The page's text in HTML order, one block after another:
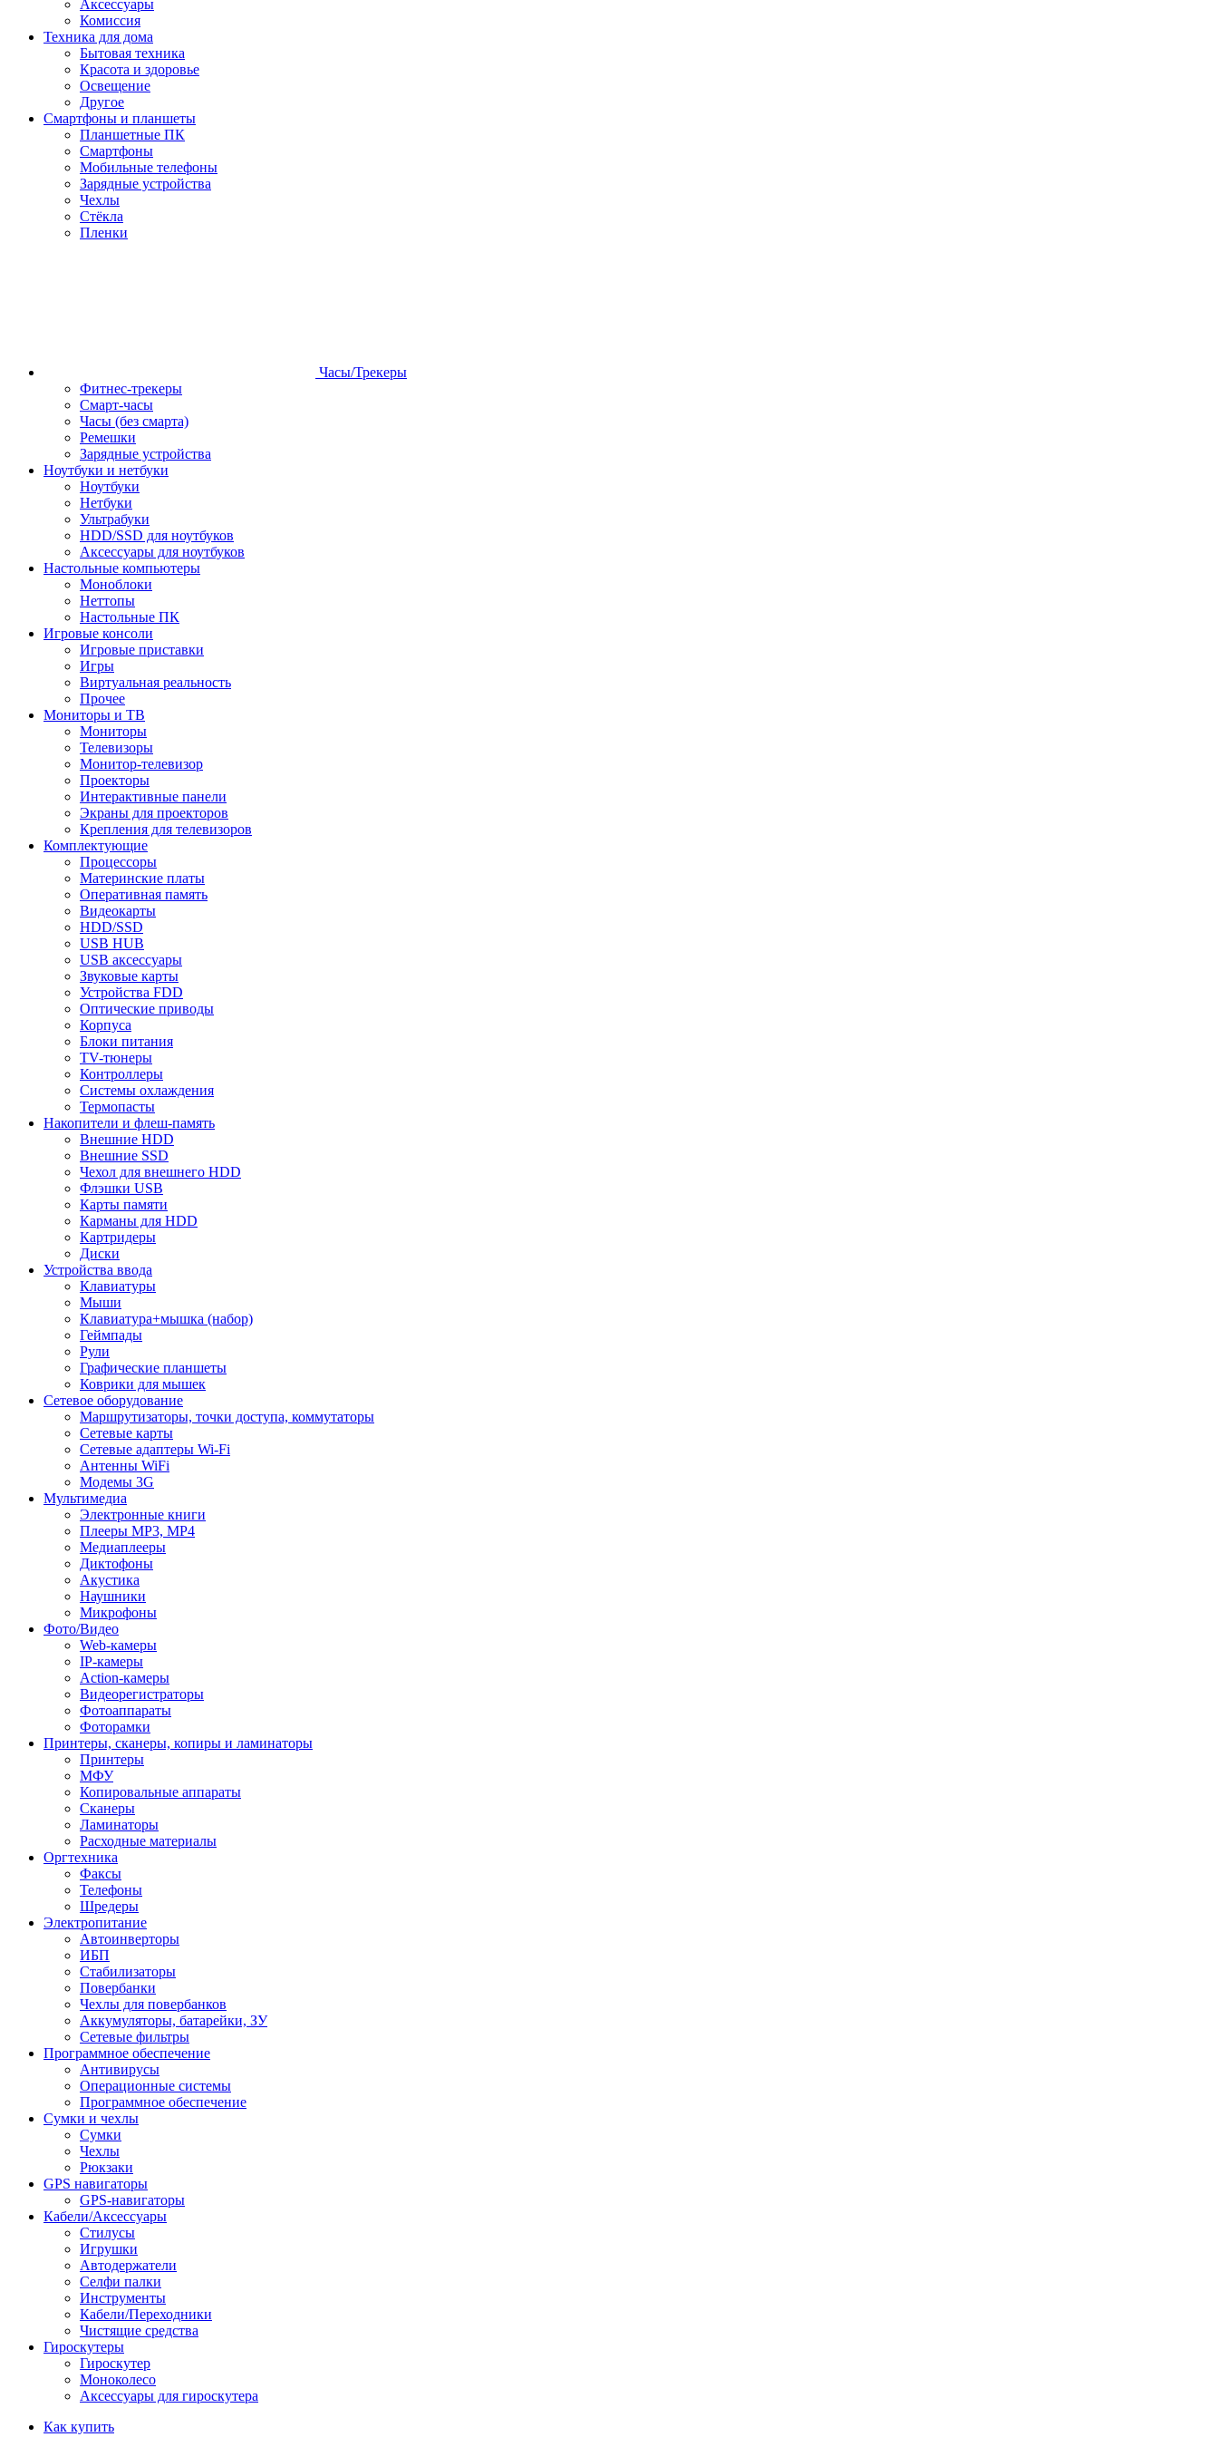
Аксессуары
Комиссия
Техника для дома
Бытовая техника
Красота и здоровье
Освещение
Другое
Смартфоны и планшеты
Планшетные ПК
Смартфоны
Мобильные телефоны
Зарядные устройства
Чехлы
Стёкла
Пленки
Часы/Трекеры
Фитнес-трекеры
Смарт-часы
Часы (без смарта)
Ремешки
Зарядные устройства
Ноутбуки и нетбуки
Ноутбуки
Нетбуки
Ультрабуки
HDD/SSD для ноутбуков
Аксессуары для ноутбуков
Настольные компьютеры
Моноблоки
Неттопы
Настольные ПК
Игровые консоли
Игровые приставки
Игры
Виртуальная реальность
Прочее
Мониторы и ТВ
Мониторы
Телевизоры
Монитор-телевизор
Проекторы
Интерактивные панели
Экраны для проекторов
Крепления для телевизоров
Комплектующие
Процессоры
Материнские платы
Оперативная память
Видеокарты
HDD/SSD
USB HUB
USB аксессуары
Звуковые карты
Устройства FDD
Оптические приводы
Корпуса
Блоки питания
TV-тюнеры
Контроллеры
Системы охлаждения
Термопасты
Накопители и флеш-память
Внешние HDD
Внешние SSD
Чехол для внешнего HDD
Флэшки USB
Карты памяти
Карманы для HDD
Картридеры
Диски
Устройства ввода
Клавиатуры
Мыши
Клавиатура+мышка (набор)
Геймпады
Рули
Графические планшеты
Коврики для мышек
Сетевое оборудование
Маршрутизаторы, точки доступа, коммутаторы
Сетевые карты
Сетевые адаптеры Wi-Fi
Антенны WiFi
Модемы 3G
Мультимедиа
Электронные книги
Плееры MP3, MP4
Медиаплееры
Диктофоны
Акустика
Наушники
Микрофоны
Фото/Видео
Web-камеры
IP-камеры
Action-камеры
Видеорегистраторы
Фотоаппараты
Фоторамки
Принтеры, сканеры, копиры и ламинаторы
Принтеры
МФУ
Копировальные аппараты
Сканеры
Ламинаторы
Расходные материалы
Оргтехника
Факсы
Телефоны
Шредеры
Электропитание
Автоинверторы
ИБП
Стабилизаторы
Повербанки
Чехлы для повербанков
Аккумуляторы, батарейки, ЗУ
Сетевые фильтры
Программное обеспечение
Антивирусы
Операционные системы
Программное обеспечение
Сумки и чехлы
Сумки
Чехлы
Рюкзаки
GPS навигаторы
GPS-навигаторы
Кабели/Аксессуары
Стилусы
Игрушки
Автодержатели
Селфи палки
Инструменты
Кабели/Переходники
Чистящие средства
Гироскутеры
Гироскутер
Моноколесо
Аксессуары для гироскутера
Как купить